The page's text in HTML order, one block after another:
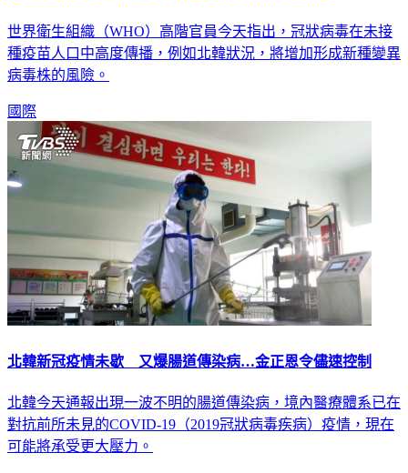
世界衛生組織（WHO）高階官員今天指出，冠狀病毒在未接
種疫苗人口中高度傳播，例如北韓狀況，將增加形成新種變異
病毒株的風險。
國際
北韓新冠疫情未歇 又爆腸道傳染病…金正恩令儘速控制
北韓今天通報出現一波不明的腸道傳染病，境內醫療體系已在
對抗前所未見的COVID-19（2019冠狀病毒疾病）疫情，現在
可能將承受更大壓力。